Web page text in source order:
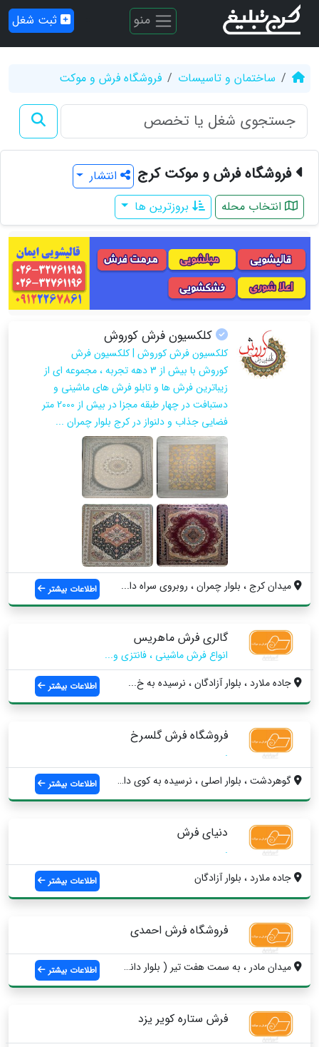
منو ثبت شغل
ساختمان و تاسیسات فروشگاه فرش و موکت
فروشگاه فرش و موکت کرج
انتشار
انتخاب محله
بروزترین ها
کلکسیون فرش کوروش
کلکسیون فرش کوروش | کلکسیون فرش
کوروش با بیش از 3 دهه تجربه ، مجموعه ای از
زیباترین فرش ها و تابلو فرش های ماشینی و
دستبافت در چهار طبقه مجزا در بیش از 2000 متر
فضایی جذاب و دلنواز در کرج بلوار چمران ...
میدان کرج ، بلوار چمران ، روبروی سراه دا... اطلاعات بیشتر
گالری فرش ماهریس
انواع فرش ماشینی ، فانتزی و...
جاده ملارد ، بلوار آزادگان ، نرسیده به خ...
اطلاعات بیشتر
فروشگاه فرش گلسرخ
.
گوهردشت ، بلوار اصلی ، نرسیده به کوی دار...
اطلاعات بیشتر
دنیای فرش
.
جاده ملارد ، بلوار آزادگان
اطلاعات بیشتر
فروشگاه فرش احمدی
میدان مادر ، به سمت هفت تیر ( بلوار دانش... اطلاعات بیشتر
فرش ستاره کویر یزد